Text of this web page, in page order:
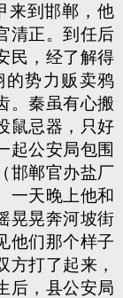
来到邯郸，他
清正。到任后
民，经了解得
的势力贩卖鸦
。秦虽有心搬
鼠忌器，只好
起公安局包围
邯郸官办盐厂
一天晚上他和
晃晃奔河坡街
他们那个样子
方打了起来，
后，县公安局